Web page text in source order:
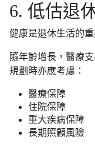
6. 低估退
健康是退休生活的重
隨年齡增長，醫療
規劃時亦應考慮：
醫療保障
住院保障
重大疾病保障
長期照顧風險